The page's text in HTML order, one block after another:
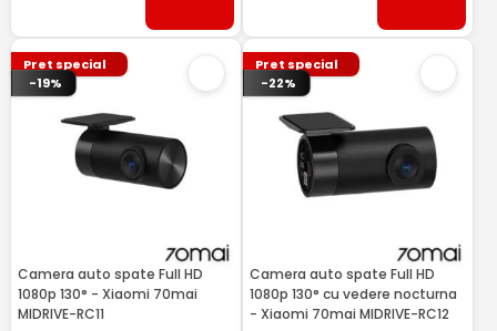
Pret special
-19%
Camera auto spate Full HD
1080p 130° - Xiaomi 70mai
MIDRIVE-RC11
Pret special
-22%
Camera auto spate Full HD
1080p 130° cu vedere nocturna
- Xiaomi 70mai MIDRIVE-RC12